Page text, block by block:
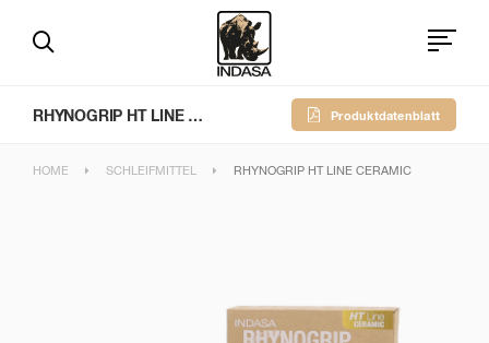
RHYNOGRIP HT LINE CERAMIC Produktdatenblatt
HOME SCHLEIFMITTEL RHYNOGRIP HT LINE CERAMIC